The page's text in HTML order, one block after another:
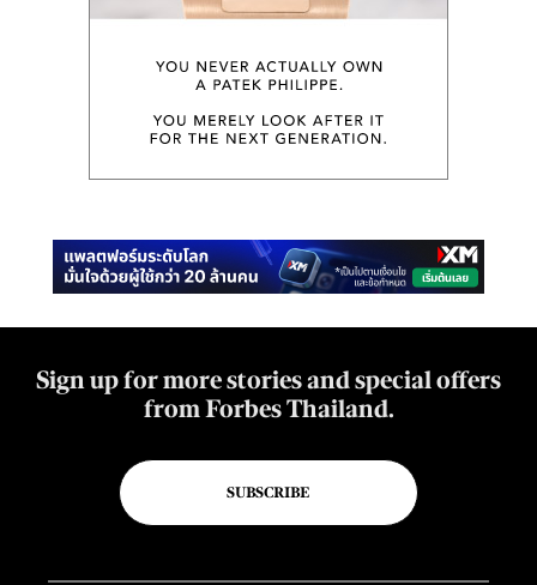
Sign up for more stories and special offers
from Forbes Thailand.
SUBSCRIBE